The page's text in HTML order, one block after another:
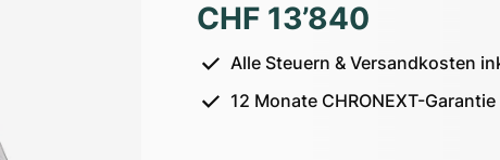
CHF 13’840
Alle Steuern & Versandkosten
12 Monate CHRONEXT-Garantie